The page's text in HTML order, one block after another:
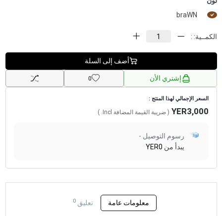
braWN
الكمــية: :
أضف إلى السلة
إشتري الأن 0
السعر الإجمالي لهذا المنتج :
YER3,000 ( ضريبة القيمة المضافة Incl.
)
رسوم التوصيل -
يبدأ من YER0
معلومات عامة تعليق 0